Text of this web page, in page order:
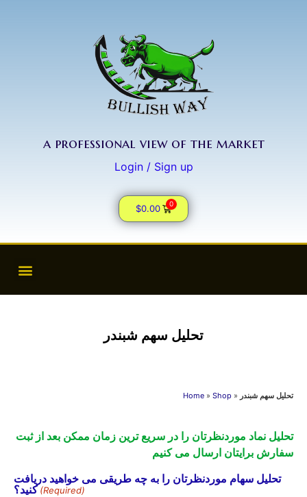
a professional view of the market
Login / Sign up
$0.00 0
تحلیل سهم شبندر
Home » Shop » تحلیل سهم شبندر
تحلیل نماد موردنظرتان را در سریع ترین زمان ممکن بعد از ثبت
سفارش برایتان ارسال می کنیم
تحلیل سهام موردنظرتان را به چه طریقی می خواهید دریافت
کنید؟ (Required)